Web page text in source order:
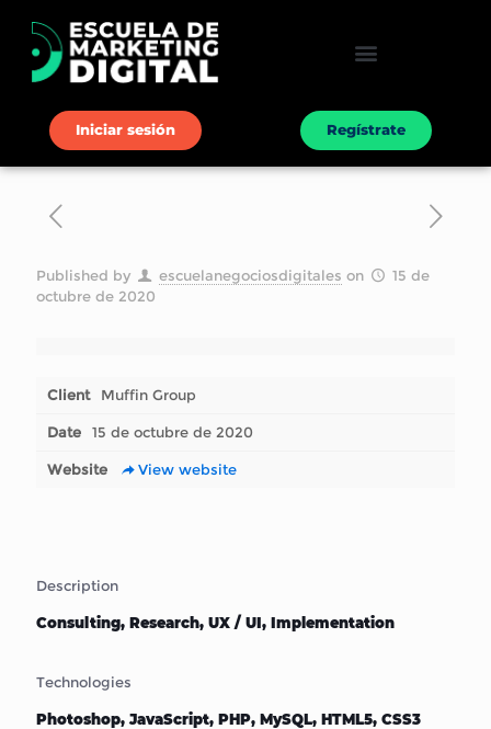
Iniciar sesión Regístrate
Published by escuelanegociosdigitales on
15 de
octubre de 2020
Client Muffin Group
Date 15 de octubre de 2020
Website View website
Description
Consulting, Research, UX / UI, Implementation
Technologies
Photoshop, JavaScript, PHP, MySQL, HTML5, CSS3